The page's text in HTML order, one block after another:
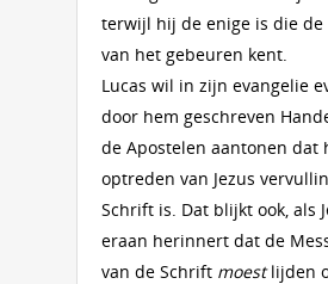
terwijl hij de enige is die de
van het gebeuren kent.
Lucas wil in zijn evangelie
door hem geschreven
de Apostelen aantonen dat
optreden van Jezus
Schrift is. Dat blijkt ook, als
eraan herinnert dat de
van de Schrift moestlijden